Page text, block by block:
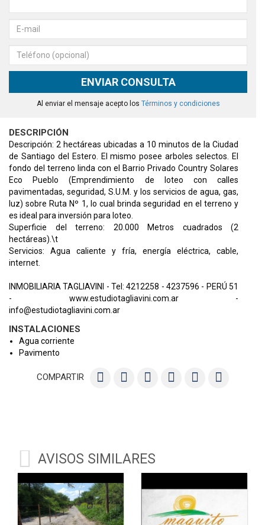
ENVIAR CONSULTA
Al enviar el mensaje acepto los Términos y condiciones
DESCRIPCIÓN
Descripción: 2 hectáreas ubicadas a 10 minutos de la Ciudad
de Santiago del Estero. El mismo posee arboles selectos. El
fondo del terreno linda con el Barrio Privado Country Solares
Eco Pueblo (Emprendimiento de loteo con calles
pavimentadas, seguridad, S.U.M. y los servicios de agua, gas,
luz) sobre Ruta Nº 1, lo cual brinda seguridad en el terreno y
es ideal para inversión para loteo.
Superficie del terreno: 20.000 Metros cuadrados (2
hectáreas).\t
Servicios: Agua caliente y fría, energía eléctrica, cable,
internet.
INMOBILIARIA TAGLIAVINI - Tel: 4212258 - 4237596 - PERÚ 51
- www.estudiotagliavini.com.ar -
info@estudiotagliavini.com.ar
INSTALACIONES
Agua corriente
Pavimento
COMPARTIR
AVISOS SIMILARES